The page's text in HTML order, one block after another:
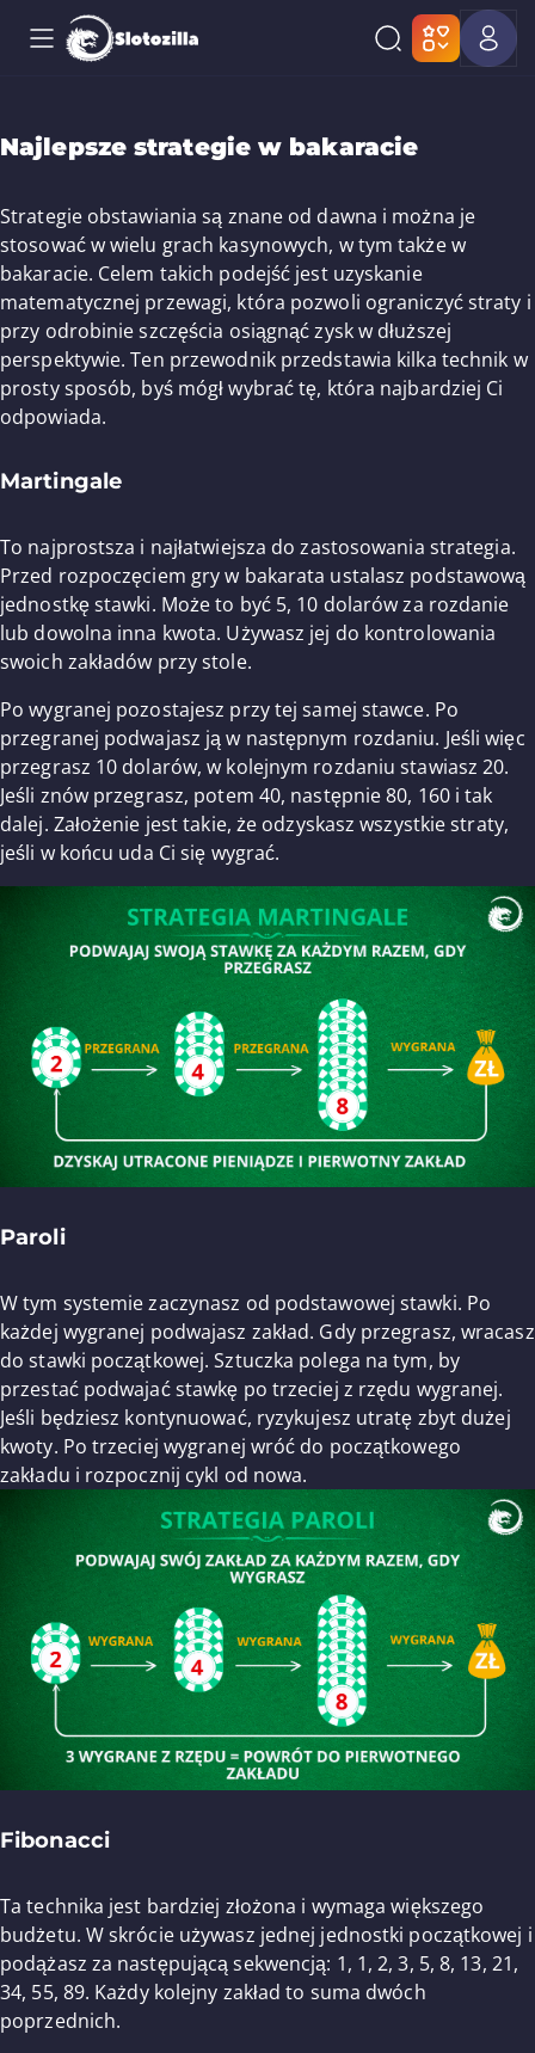
Najlepsze strategie w bakaracie
Strategie obstawiania są znane od dawna i można je
stosować w wielu grach kasynowych, w tym także w
bakaracie. Celem takich podejść jest uzyskanie
matematycznej przewagi, która pozwoli ograniczyć straty i
przy odrobinie szczęścia osiągnąć zysk w dłuższej
perspektywie. Ten przewodnik przedstawia kilka technik w
prosty sposób, byś mógł wybrać tę, która najbardziej Ci
odpowiada.
Martingale
To najprostsza i najłatwiejsza do zastosowania strategia.
Przed rozpoczęciem gry w bakarata ustalasz podstawową
jednostkę stawki. Może to być 5, 10 dolarów za rozdanie
lub dowolna inna kwota. Używasz jej do kontrolowania
swoich zakładów przy stole.
Po wygranej pozostajesz przy tej samej stawce. Po
przegranej podwajasz ją w następnym rozdaniu. Jeśli więc
przegrasz 10 dolarów, w kolejnym rozdaniu stawiasz 20.
Jeśli znów przegrasz, potem 40, następnie 80, 160 i tak
dalej. Założenie jest takie, że odzyskasz wszystkie straty,
jeśli w końcu uda Ci się wygrać.
Paroli
W tym systemie zaczynasz od podstawowej stawki. Po
każdej wygranej podwajasz zakład. Gdy przegrasz, wracasz
do stawki początkowej. Sztuczka polega na tym, by
przestać podwajać stawkę po trzeciej z rzędu wygranej.
Jeśli będziesz kontynuować, ryzykujesz utratę zbyt dużej
kwoty. Po trzeciej wygranej wróć do początkowego
zakładu i rozpocznij cykl od nowa.
Fibonacci
Ta technika jest bardziej złożona i wymaga większego
budżetu. W skrócie używasz jednej jednostki początkowej i
podążasz za następującą sekwencją: 1, 1, 2, 3, 5, 8, 13, 21,
34, 55, 89. Każdy kolejny zakład to suma dwóch
poprzednich.